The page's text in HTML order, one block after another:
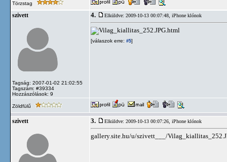
Törzstag
szivett
Tagság: 2007-01-02 21:02:55
Tagszám: #39334
Hozzászólások: 9
4. Elküldve: 2009-10-13 00:07:48, iPhone klónok
.html
[válaszok erre: #5]
Zöldfülű
szivett 3. Elküldve: 2009-10-13 00:07:26, iPhone klónok
gallery.site.hu/u/szivett___/